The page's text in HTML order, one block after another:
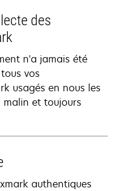
des
n'a jamais été
vos
usagés en nous les
et toujours
authentiques